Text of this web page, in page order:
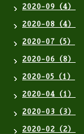
2020-09（4）
2020-08（4）
2020-07（5）
2020-06（8）
2020-05（1）
2020-04（1）
2020-03（3）
2020-02（2）